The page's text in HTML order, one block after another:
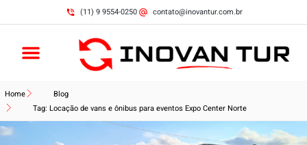
(11) 9 9554-0250 contato@inovantur.com.br
Home
Blog
Tag: Locação de vans e ônibus para eventos Expo Center Norte